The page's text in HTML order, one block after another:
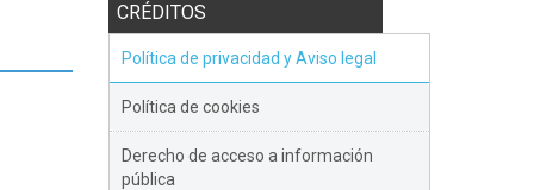
CRÉDITOS
Política de privacidad y Aviso legal
Política de cookies
Derecho de acceso a información
pública